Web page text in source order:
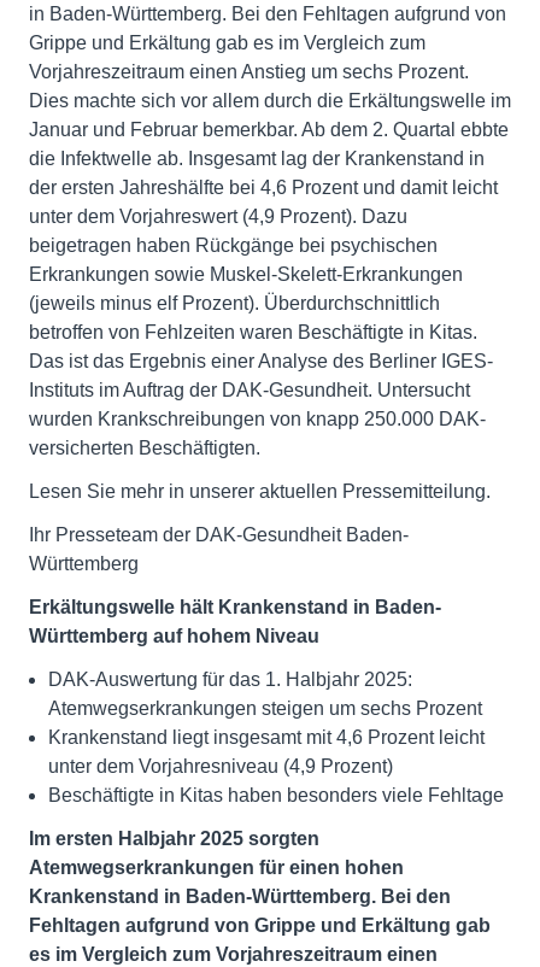
in Baden-Württemberg. Bei den Fehltagen aufgrund von
Grippe und Erkältung gab es im Vergleich zum
Vorjahreszeitraum einen Anstieg um sechs Prozent.
Dies machte sich vor allem durch die Erkältungswelle im
Januar und Februar bemerkbar. Ab dem 2. Quartal ebbte
die Infektwelle ab. Insgesamt lag der Krankenstand in
der ersten Jahreshälfte bei 4,6 Prozent und damit leicht
unter dem Vorjahreswert (4,9 Prozent). Dazu
beigetragen haben Rückgänge bei psychischen
Erkrankungen sowie Muskel-Skelett-Erkrankungen
(jeweils minus elf Prozent). Überdurchschnittlich
betroffen von Fehlzeiten waren Beschäftigte in Kitas.
Das ist das Ergebnis einer Analyse des Berliner IGES-
Instituts im Auftrag der DAK-Gesundheit. Untersucht
wurden Krankschreibungen von knapp 250.000 DAK-
versicherten Beschäftigten.
Lesen Sie mehr in unserer aktuellen Pressemitteilung.
Ihr Presseteam der DAK-Gesundheit Baden-
Württemberg
Erkältungswelle hält Krankenstand in Baden-
Württemberg auf hohem Niveau
DAK-Auswertung für das 1. Halbjahr 2025:
Atemwegserkrankungen steigen um sechs Prozent
Krankenstand liegt insgesamt mit 4,6 Prozent leicht
unter dem Vorjahresniveau (4,9 Prozent)
Beschäftigte in Kitas haben besonders viele Fehltage
Im ersten Halbjahr 2025 sorgten
Atemwegserkrankungen für einen hohen
Krankenstand in Baden-Württemberg. Bei den
Fehltagen aufgrund von Grippe und Erkältung gab
es im Vergleich zum Vorjahreszeitraum einen